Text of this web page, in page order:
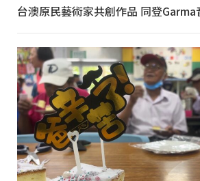
台澳原民藝術家共創作品 同登Garma